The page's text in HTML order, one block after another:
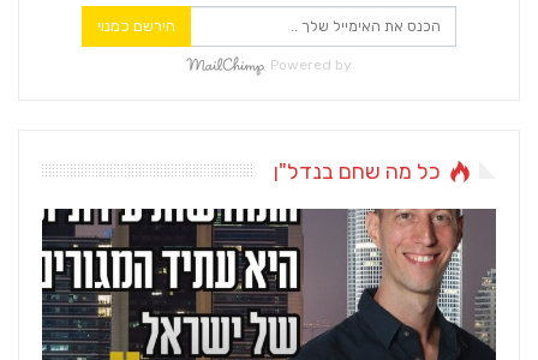
הירשם כמנוי
Powered by
כל מה שחם בנדל"ן